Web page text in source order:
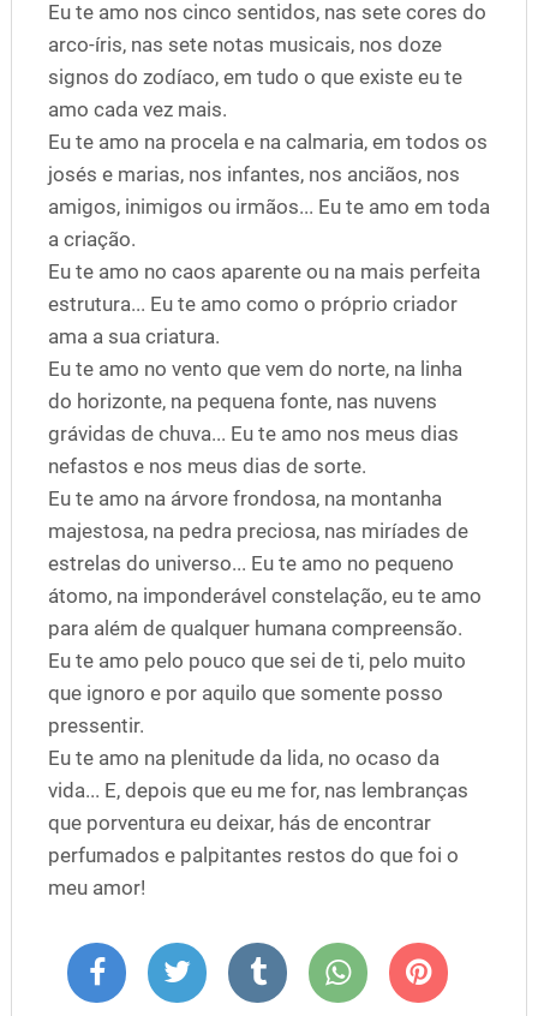
Eu te amo nos cinco sentidos, nas sete cores do
arco-íris, nas sete notas musicais, nos doze
signos do zodíaco, em tudo o que existe eu te
amo cada vez mais.
Eu te amo na procela e na calmaria, em todos os
josés e marias, nos infantes, nos anciãos, nos
amigos, inimigos ou irmãos... Eu te amo em toda
a criação.
Eu te amo no caos aparente ou na mais perfeita
estrutura... Eu te amo como o próprio criador
ama a sua criatura.
Eu te amo no vento que vem do norte, na linha
do horizonte, na pequena fonte, nas nuvens
grávidas de chuva... Eu te amo nos meus dias
nefastos e nos meus dias de sorte.
Eu te amo na árvore frondosa, na montanha
majestosa, na pedra preciosa, nas miríades de
estrelas do universo... Eu te amo no pequeno
átomo, na imponderável constelação, eu te amo
para além de qualquer humana compreensão.
Eu te amo pelo pouco que sei de ti, pelo muito
que ignoro e por aquilo que somente posso
pressentir.
Eu te amo na plenitude da lida, no ocaso da
vida... E, depois que eu me for, nas lembranças
que porventura eu deixar, hás de encontrar
perfumados e palpitantes restos do que foi o
meu amor!